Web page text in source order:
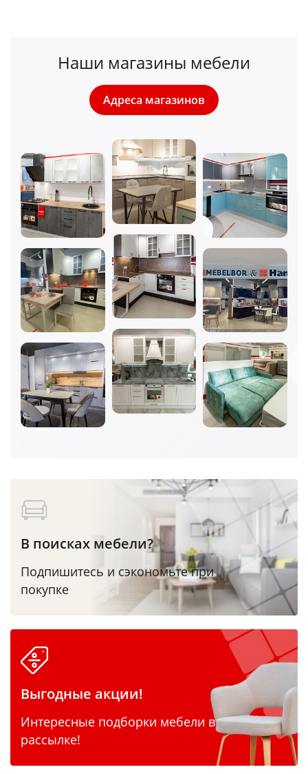
Наши магазины мебели
Адреса магазинов
В поисках мебели?
Подпишитесь и сэкономьте при
покупке
Выгодные акции!
Интересные подборки мебели в
рассылке!